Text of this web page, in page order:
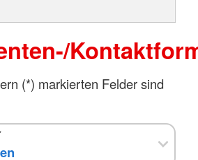
(*) markierten Felder sind